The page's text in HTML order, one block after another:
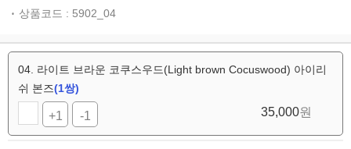
상품코드 : 5902_04
04. 라이트 브라운 코쿠스우드(Light brown Cocuswood) 아이리
쉬 본즈(1쌍)
+1 -1 35,000원